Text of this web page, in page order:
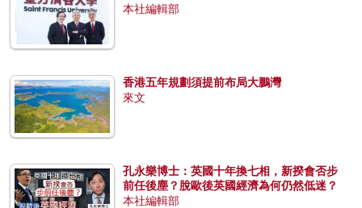
本社編輯部
香港五年規劃須提前布局大鵬灣
來文
孔永樂博士：英國十年換七相，新揆會否步
前任後塵？脫歐後英國經濟為何仍然低迷？
本社編輯部